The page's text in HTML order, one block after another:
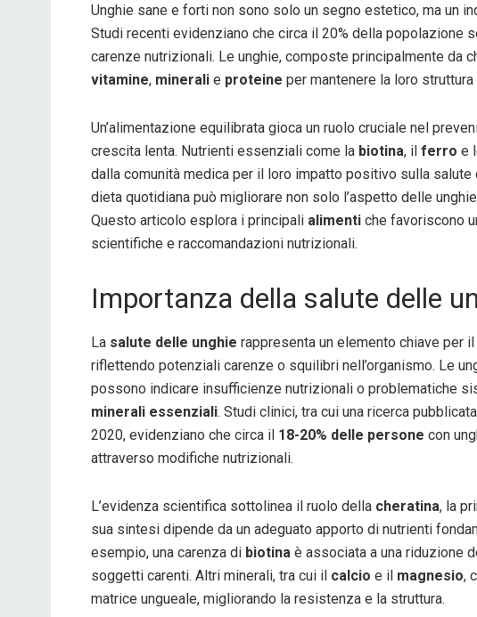
Unghie sane e forti non sono solo un segno estetico, ma un
Studi recenti evidenziano che circa il 20% della popolazione
carenze nutrizionali. Le unghie, composte principalmente da
vitamine, minerali e proteine per mantenere la loro
Un’alimentazione equilibrata gioca un ruolo cruciale nel
crescita lenta. Nutrienti essenziali come la biotina, il ferro e
dalla comunità medica per il loro impatto positivo sulla
dieta quotidiana può migliorare non solo l’aspetto delle
Questo articolo esplora i principali alimenti che favoriscono
scientifiche e raccomandazioni nutrizionali.
Importanza della salute delle
La salute delle unghie rappresenta un elemento chiave per
riflettendo potenziali carenze o squilibri nell’organismo. Le
possono indicare insufficienze nutrizionali o problematiche
minerali essenziali. Studi clinici, tra cui una ricerca pubblicata
2020, evidenziano che circa il 18-20% delle persone con
attraverso modifiche nutrizionali.
L’evidenza scientifica sottolinea il ruolo della cheratina, la
sua sintesi dipende da un adeguato apporto di nutrienti
esempio, una carenza di biotina è associata a una riduzione
soggetti carenti. Altri minerali, tra cui il calcio e il magnesio,
matrice ungueale, migliorando la resistenza e la struttura.